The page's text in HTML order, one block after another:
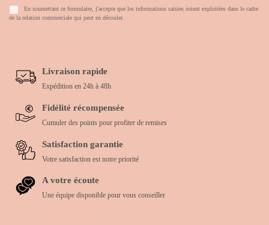
En soumettant ce formulaire, j'accepte que les informations saisies soient exploitées dans le cadre
de la relation commerciale qui peut en découler.
Livraison rapide
Expédition en 24h à 48h
Fidélité récompensée
Cumuler des points pour profiter de remises
Satisfaction garantie
Votre satisfaction est notre priorité
A votre écoute
Une équipe disponible pour vous conseiller